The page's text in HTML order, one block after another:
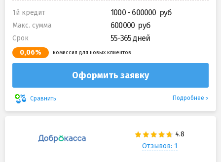
1й кредит 1000 - 600000
Макс. сумма 600000
Срок 55-365 дней
0,06% комиссия для новых клиентов
Оформить заявку
Сравнить Подробнее
Отзывов: 1